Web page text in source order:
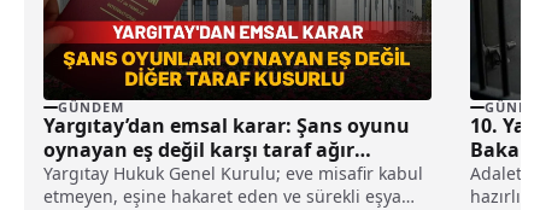
GÜNDEM
Yargıtay’dan emsal karar: Şans oyunu
oynayan eş değil karşı taraf ağır
kusurlu sayıldı
Yargıtay Hukuk Genel Kurulu; eve misafir kabul
etmeyen, eşine hakaret eden ve sürekli eşya
10.
Adalet